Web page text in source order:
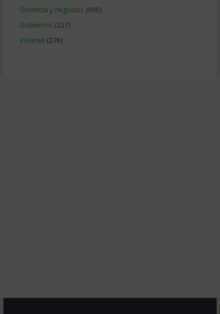
Gerencia y negocios (900)
Gobiernos (227)
Internet (276)